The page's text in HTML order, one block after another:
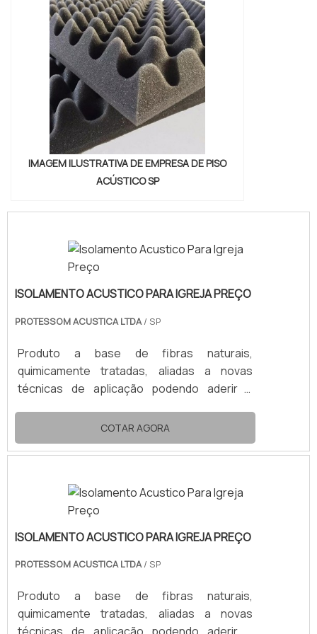
IMAGEM ILUSTRATIVA DE EMPRESA DE PISO
ACÚSTICO SP
ISOLAMENTO ACUSTICO PARA IGREJA PREÇO
PROTESSOM ACUSTICA LTDA / SP
Produto a base de fibras naturais,
quimicamente tratadas, aliadas a novas
técnicas de aplicação podendo aderir a
material não tóxico e não inflamável. Suas
propriedades de isolamento, absorção
acústica e térmica, foram testadas pelo IPT,
coeficiente de absorção tal, que possibilita
controlar a reverberação sonora e a redução
do nível de ruído em até 80kg/m³. Em termos
de isolamento térmico, obtém-se notável
redução do calor irradiado, proporcionando
favorecendo o trabalho de equipamentos de
ar-condicionado e sistemas de ventilação.
COTAR AGORA
ISOLAMENTO ACUSTICO PARA IGREJA PREÇO
PROTESSOM ACUSTICA LTDA/ SP
Produto a base de fibras naturais,
quimicamente tratadas, aliadas a novas